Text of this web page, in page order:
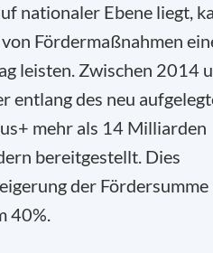
nationaler Ebene liegt,
Fördermaßnahmen
leisten. Zwischen 2014
entlang des neu
mehr als 14 Milliarden
bereitgestellt. Dies
der Fördersumme
40%.